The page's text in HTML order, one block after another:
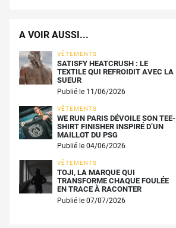
A VOIR AUSSI...
VÊTEMENTS
SATISFY HEATCRUSH : LE
TEXTILE QUI REFROIDIT AVEC LA
SUEUR
Publié le 11/06/2026
VÊTEMENTS
WE RUN PARIS DÉVOILE SON TEE-
SHIRT FINISHER INSPIRÉ D’UN
MAILLOT DU PSG
Publié le 04/06/2026
VÊTEMENTS
TOJI, LA MARQUE QUI
TRANSFORME CHAQUE FOULÉE
EN TRACE À RACONTER
Publié le 07/07/2026